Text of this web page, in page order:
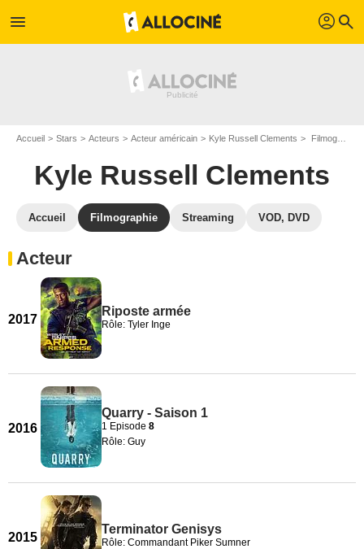
menu profil search
Accueil Stars Acteurs Acteur américain Kyle Russell Clements Filmographie Kyle Russell Clements
Kyle Russell Clements
Accueil Filmographie Streaming VOD, DVD
Acteur
2017
Riposte armée
Rôle: Tyler Inge
2016
Quarry - Saison 1
1 Episode 8
Rôle: Guy
2015
Terminator Genisys
Rôle: Commandant Piker Sumner